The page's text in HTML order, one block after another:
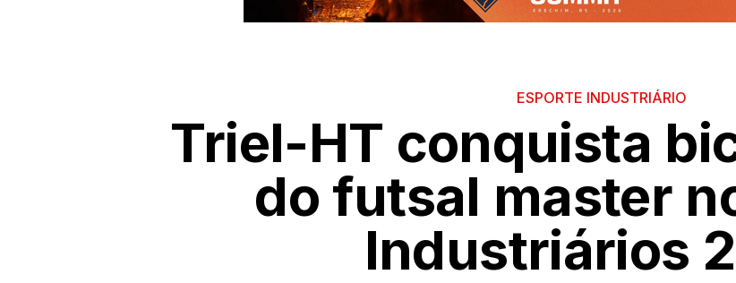
ESPORTE INDUSTRIÁRIO
Triel-HT conquista
do futsal master
Industriários